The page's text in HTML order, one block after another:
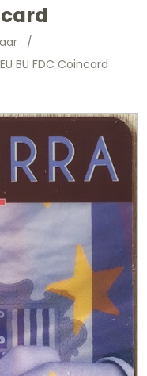
/
BU FDC Coincard